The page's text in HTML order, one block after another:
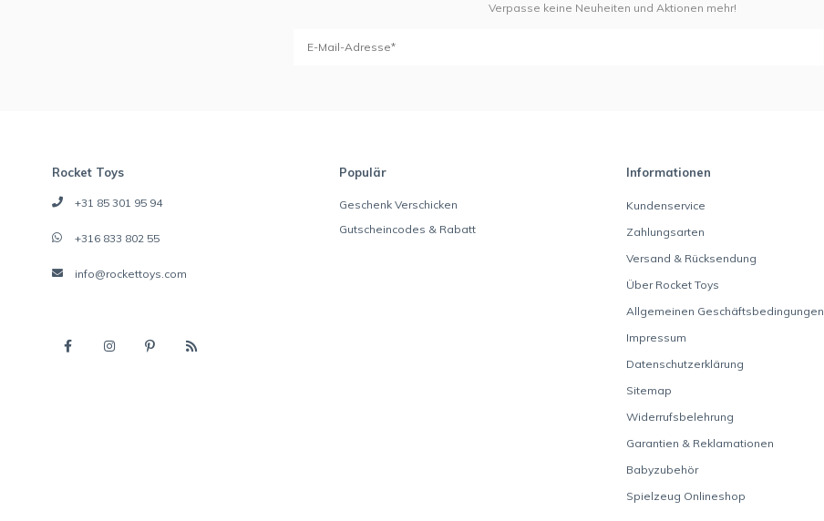
Verpasse keine Neuheiten und Aktionen mehr!
Rocket Toys
+31 85 301 95 94
+316 833 802 55
info@rockettoys.com
Populär
Geschenk Verschicken
Gutscheincodes & Rabatt
Informationen
Kundenservice
Zahlungsarten
Versand & Rücksendung
Über Rocket Toys
Allgemeinen Geschäftsbedingungen
Impressum
Datenschutzerklärung
Sitemap
Widerrufsbelehrung
Garantien & Reklamationen
Babyzubehör
Spielzeug Onlineshop